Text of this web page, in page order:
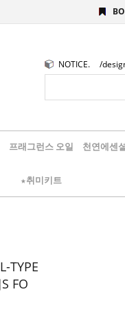
NOTICE.
프래그런스 오일 천연에센
★취미키트
TYPE
FO